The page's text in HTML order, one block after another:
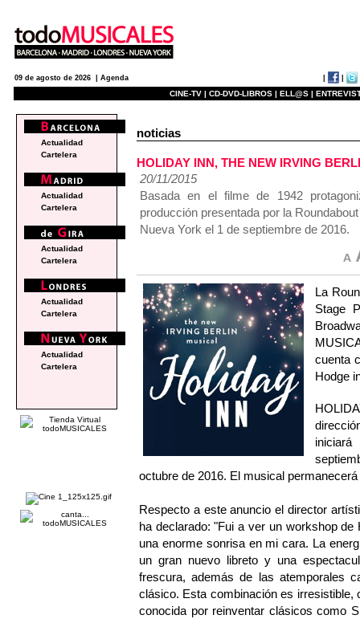
09 de agosto de 2026 | Agenda
CINE-TV | CD-DVD-LIBROS | ELL@S |
noticias
HOLIDAY INN, THE NEW IRVING
20/11/2015
Basada en el filme de 1942
producción presentada por la
Nueva York el 1 de septiembre de 2016.
La
Stage
cuenta
Hodge
octubre de 2016. El musical
Respecto a este anuncio el director
ha declarado: "Fui a ver un workshop
una enorme sonrisa en mi cara. La
un gran nuevo libreto y una
frescura, además de las atemporales
clásico. Esta combinación es irresistible,
conocida por reinventar clásicos como
Actualidad
Cartelera
Actualidad
Cartelera
Actualidad
Cartelera
Actualidad
Cartelera
Actualidad
Cartelera